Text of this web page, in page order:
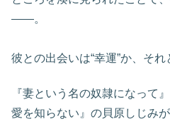
――。
彼との出会いは“幸運”か、そ
『妻という名の奴隷になって
愛を知らない』の貝原しじみ